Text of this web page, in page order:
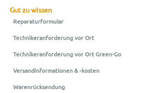
Gut zu wissen
Reparaturformular
Technikeranforderung vor Ort
Technikeranforderung vor Ort Green-Go
Versandinformationen & -kosten
Warenrücksendung